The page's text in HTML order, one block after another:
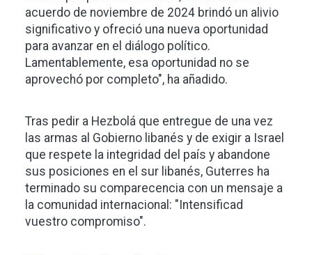
acuerdo de noviembre de 2024 brindó un alivio
significativo y ofreció una nueva oportunidad
para avanzar en el diálogo político.
Lamentablemente, esa oportunidad no se
aprovechó por completo", ha añadido.
Tras pedir a Hezbolá que entregue de una vez
las armas al Gobierno libanés y de exigir a Israel
que respete la integridad del país y abandone
sus posiciones en el sur libanés, Guterres ha
terminado su comparecencia con un mensaje a
la comunidad internacional: "Intensificad
vuestro compromiso".